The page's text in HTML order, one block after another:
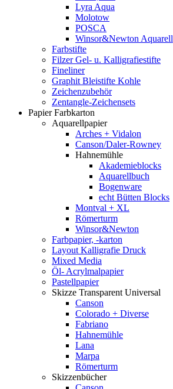
Lyra Aqua
Molotow
POSCA
Winsor&Newton Aquarell
Farbstifte
Filzer Gel- u. Kalligrafiestifte
Fineliner
Graphit Bleistifte Kohle
Zeichenzubehör
Zentangle-Zeichensets
Papier Farbkarton
Aquarellpapier
Arches + Vidalon
Canson/Daler-Rowney
Hahnemühle
Akademieblocks
Aquarellbuch
Bogenware
echt Bütten Blocks
Montval + XL
Römerturm
Winsor&Newton
Farbpapier, -karton
Layout Kalligrafie Druck
Mixed Media
Öl- Acrylmalpapier
Pastellpapier
Skizze Transparent Universal
Canson
Colorado + Diverse
Fabriano
Hahnemühle
Lana
Marpa
Römerturm
Skizzenbücher